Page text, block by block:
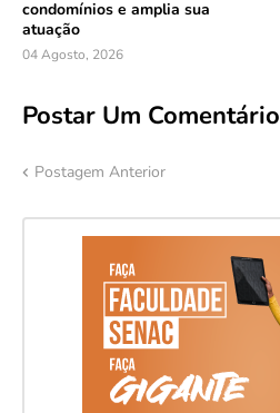
condomínios e amplia sua
atuação
04 Agosto, 2026
Postar Um Comentário
Postagem Anterior